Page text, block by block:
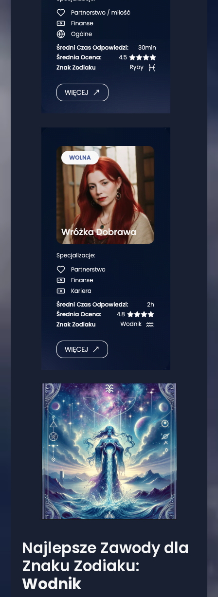
Najlepsze Zawody dla
Znaku Zodiaku:
Wodnik